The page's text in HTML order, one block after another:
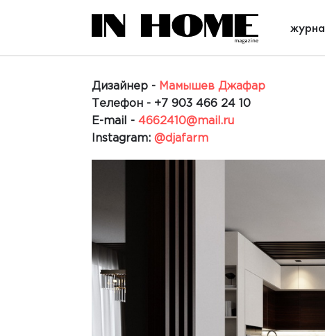
Дизайнер - Мамышев Джафар
Телефон - +7 903 466 24 10
E-mail - 4662410@mail.ru
Instagram: @djafarm